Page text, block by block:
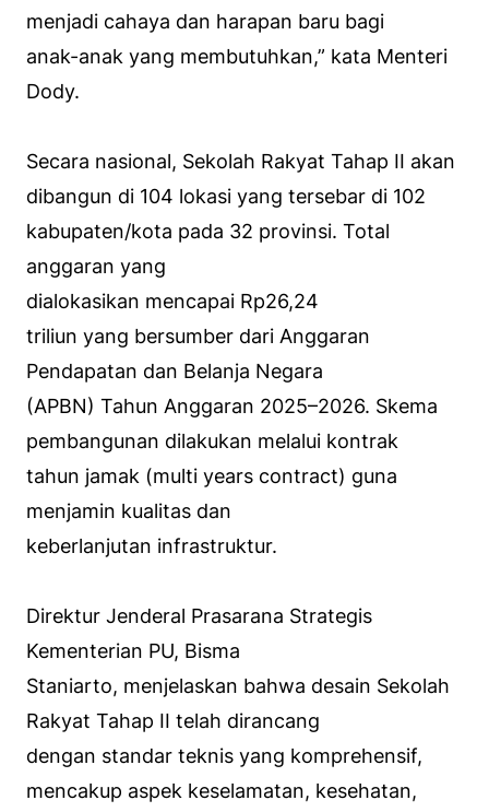
menjadi cahaya dan harapan baru bagi
anak-anak yang membutuhkan,” kata Menteri
Dody.
Secara nasional, Sekolah Rakyat Tahap II akan
dibangun di 104 lokasi yang tersebar di 102
kabupaten/kota pada 32 provinsi. Total
anggaran yang
dialokasikan mencapai Rp26,24
triliun yang bersumber dari Anggaran
Pendapatan dan Belanja Negara
(APBN) Tahun Anggaran 2025–2026. Skema
pembangunan dilakukan melalui kontrak
tahun jamak (multi years contract) guna
menjamin kualitas dan
keberlanjutan infrastruktur.
Direktur Jenderal Prasarana Strategis
Kementerian PU, Bisma
Staniarto, menjelaskan bahwa desain Sekolah
Rakyat Tahap II telah dirancang
dengan standar teknis yang komprehensif,
mencakup aspek keselamatan, kesehatan,